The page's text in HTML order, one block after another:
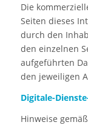
Die
Seiten dieses
durch den
den einzelnen
aufgeführten
den jeweiligen
Digitale-
Hinweise